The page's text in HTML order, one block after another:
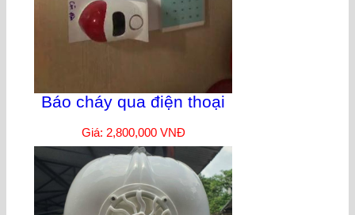
Báo cháy qua điện thoại
Giá: 2,800,000 VNĐ